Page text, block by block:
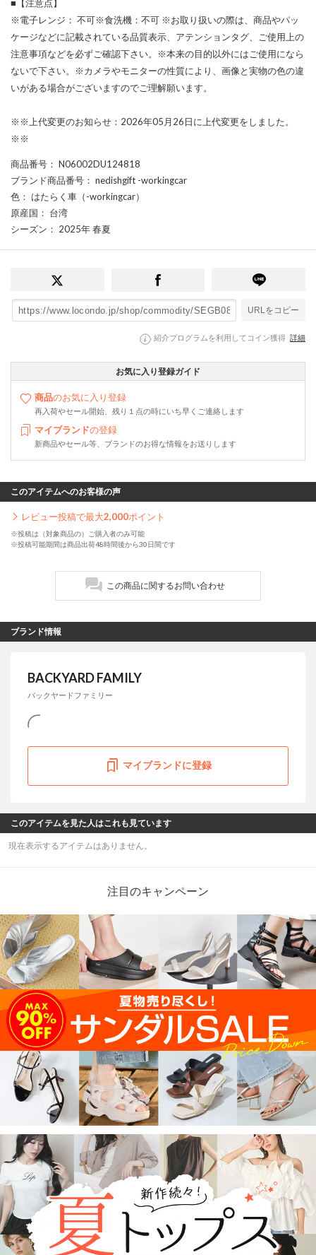
■【注意点】
※電子レンジ： 不可※食洗機：不可 ※お取り扱いの際は、商品やパッ
ケージなどに記載されている品質表示、アテンションタグ、ご使用上の
注意事項などを必ずご確認下さい。※本来の目的以外にはご使用になら
ないで下さい。※カメラやモニターの性質により、画像と実物の色の違
いがある場合がございますのでご理解願います。
※※上代変更のお知らせ：2026年05月26日に上代変更をしました。
※※
商品番号 ： N06002DU124818
ブランド商品番号 ： nedishgift -workingcar
色 ： はたらく車（-workingcar）
原産国 ： 台湾
シーズン ： 2025年 春夏
URLをコピー
紹介プログラムを利用してコイン獲得 詳細
お気に入り登録ガイド
商品のお気に入り登録
再入荷やセール開始、残り１点の時にいち早くご連絡します
マイブランドの登録
新商品やセール等、ブランドのお得な情報をお送りします
このアイテムへのお客様の声
レビュー投稿で最大2,000ポイント
※投稿は（対象商品の）ご購入者のみ可能
※投稿可能期間は商品出荷48時間後から30日間です
この商品に関するお問い合わせ
ブランド情報
BACKYARD FAMILY
バックヤードファミリー
マイブランドに登録
このアイテムを見た人はこれも見ています
現在表示するアイテムはありません。
注目のキャンペーン